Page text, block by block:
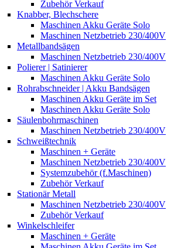
Zubehör Verkauf
Knabber, Blechschere
Maschinen Akku Geräte Solo
Maschinen Netzbetrieb 230/400V
Metallbandsägen
Maschinen Netzbetrieb 230/400V
Polierer | Satinierer
Maschinen Akku Geräte Solo
Rohrabschneider | Akku Bandsägen
Maschinen Akku Geräte im Set
Maschinen Akku Geräte Solo
Säulenbohrmaschinen
Maschinen Netzbetrieb 230/400V
Schweißtechnik
Maschinen + Geräte
Maschinen Netzbetrieb 230/400V
Systemzubehör (f.Maschinen)
Zubehör Verkauf
Stationär Metall
Maschinen Netzbetrieb 230/400V
Zubehör Verkauf
Winkelschleifer
Maschinen + Geräte